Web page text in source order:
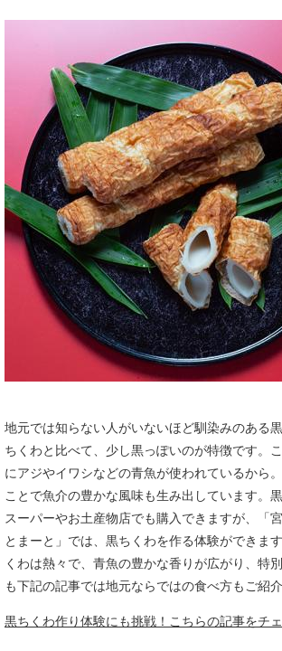
地元では知らない人がいないほど馴染みのある
ちくわと比べて、少し黒っぽいのが特徴です。
にアジやイワシなどの青魚が使われているから
ことで魚介の豊かな風味も生み出しています。
スーパーやお土産物店でも購入できますが、「
とまーと」では、黒ちくわを作る体験ができま
くわは熱々で、青魚の豊かな香りが広がり、特
も下記の記事では地元ならではの食べ方もご紹介
黒ちくわ作り体験にも挑戦！こちらの記事をチェ